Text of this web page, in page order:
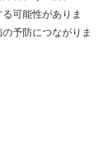
可能性がありま
予防につながりま